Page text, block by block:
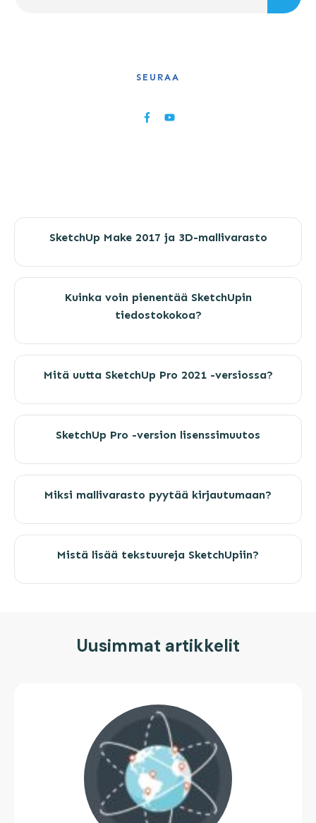
SEURAA
SketchUp Make 2017 ja 3D-mallivarasto
Kuinka voin pienentää SketchUpin
tiedostokokoa?
Mitä uutta SketchUp Pro 2021 -versiossa?
SketchUp Pro -version lisenssimuutos
Miksi mallivarasto pyytää kirjautumaan?
Mistä lisää tekstuureja SketchUpiin?
Uusimmat artikkelit